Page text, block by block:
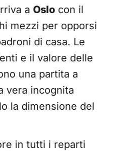
a Oslo con il
mezzi per opporsi
di casa. Le
e il valore delle
una partita a
vera incognita
la dimensione del
in tutti i reparti